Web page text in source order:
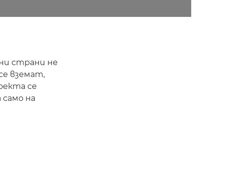
страни не
вземат,
се
на